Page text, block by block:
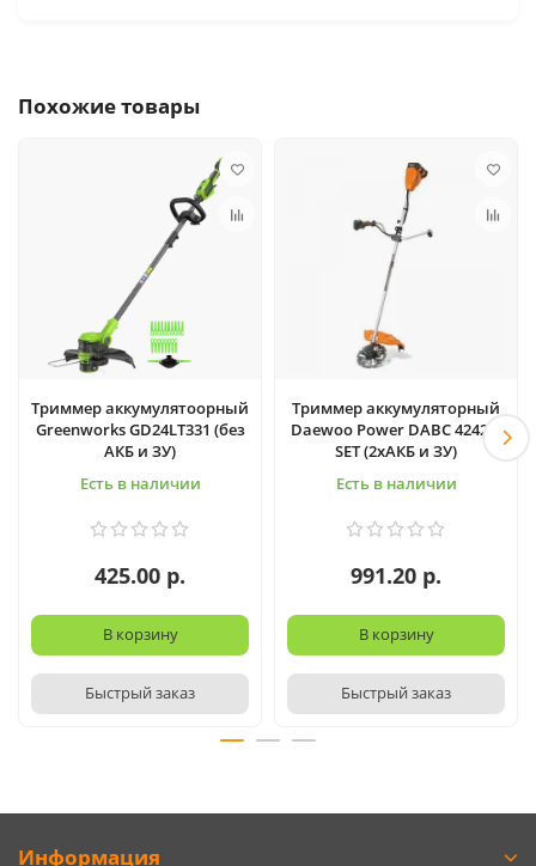
Похожие товары
Триммер аккумулятоорный
Greenworks GD24LT331 (без
АКБ и ЗУ)
Есть в наличии
425.00 р.
В корзину
Быстрый заказ
Триммер аккумуляторный
Daewoo Power DABC 4242Li
SET (2хАКБ и ЗУ)
Есть в наличии
991.20 р.
В корзину
Быстрый заказ
Информация